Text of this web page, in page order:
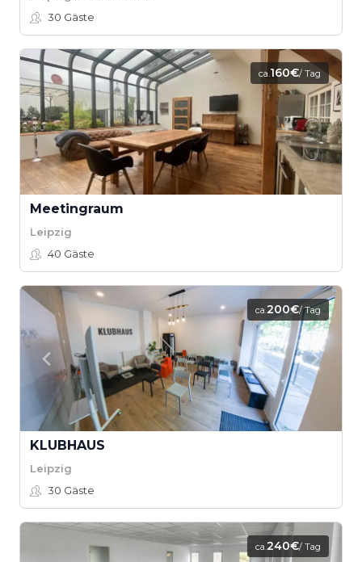
30 Gäste
ca.160€/ Tag
Meetingraum
Leipzig
40 Gäste
ca.200€/ Tag
KLUBHAUS
Leipzig
30 Gäste
ca.240€/ Tag